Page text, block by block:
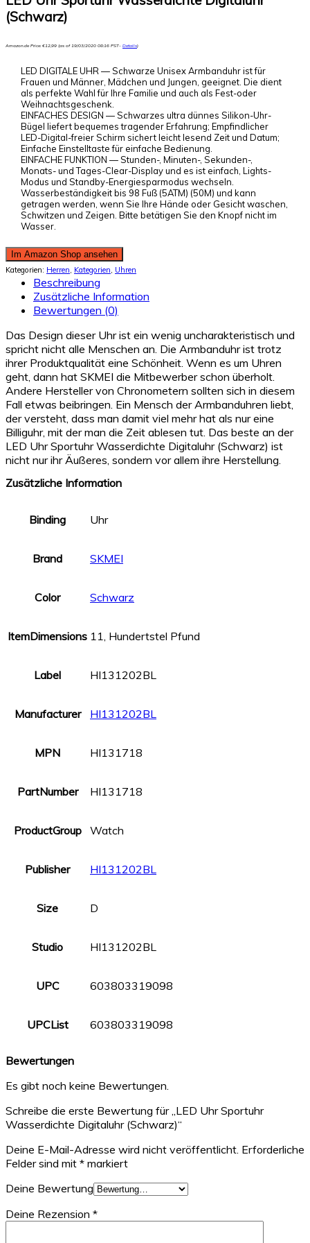
(Schwarz)
Amazon.de Price:€12,99 (as of 19/03/2020 08:16 PST- Details)
LED DIGITALE UHR — Schwarze Unisex Armbanduhr ist für
Frauen und Männer, Mädchen und Jungen, geeignet. Die dient
als perfekte Wahl für Ihre Familie und auch als Fest-oder
Weihnachtsgeschenk.
EINFACHES DESIGN — Schwarzes ultra dünnes Silikon-Uhr-
Bügel liefert bequemes tragender Erfahrung; Empfindlicher
LED-Digital-freier Schirm sichert leicht lesend Zeit und Datum;
Einfache Einstelltaste für einfache Bedienung.
EINFACHE FUNKTION — Stunden-, Minuten-, Sekunden-,
Monats- und Tages-Clear-Display und es ist einfach, Lights-
Modus und Standby-Energiesparmodus wechseln.
Wasserbeständigkeit bis 98 Fuß (5ATM) (50M) und kann
getragen werden, wenn Sie Ihre Hände oder Gesicht waschen,
Schwitzen und Zeigen. Bitte betätigen Sie den Knopf nicht im
Wasser.
Im Amazon Shop ansehen
Kategorien: Herren, Kategorien, Uhren
Beschreibung
Zusätzliche Information
Bewertungen (0)
Das Design dieser Uhr ist ein wenig uncharakteristisch und
spricht nicht alle Menschen an. Die Armbanduhr ist trotz
ihrer Produktqualität eine Schönheit. Wenn es um Uhren
geht, dann hat SKMEI die Mitbewerber schon überholt.
Andere Hersteller von Chronometern sollten sich in diesem
Fall etwas beibringen. Ein Mensch der Armbanduhren liebt,
der versteht, dass man damit viel mehr hat als nur eine
Billiguhr, mit der man die Zeit ablesen tut. Das beste an der
LED Uhr Sportuhr Wasserdichte Digitaluhr (Schwarz) ist
nicht nur ihr Äußeres, sondern vor allem ihre Herstellung.
Zusätzliche Information
Binding Uhr
Brand SKMEI
Color Schwarz
ItemDimensions 11, Hundertstel Pfund
Label HI131202BL
Manufacturer HI131202BL
MPN HI131718
PartNumber HI131718
ProductGroup Watch
Publisher HI131202BL
Size D
Studio HI131202BL
UPC 603803319098
UPCList 603803319098
Bewertungen
Es gibt noch keine Bewertungen.
Schreibe die erste Bewertung für „LED Uhr Sportuhr
Wasserdichte Digitaluhr (Schwarz)“
Deine E-Mail-Adresse wird nicht veröffentlicht. Erforderliche
Felder sind mit * markiert
Deine Bewertung
Deine Rezension *